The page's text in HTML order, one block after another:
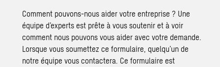
Comment pouvons-nous aider votre entreprise ? Une
équipe d’experts est prête à vous soutenir et à voir
comment nous pouvons vous aider avec votre demande.
Lorsque vous soumettez ce formulaire, quelqu’un de
notre équipe vous contactera. Ce formulaire est